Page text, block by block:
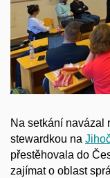
Na setkání navázal
stewardkou na
přestěhovala do
zajímat o oblast